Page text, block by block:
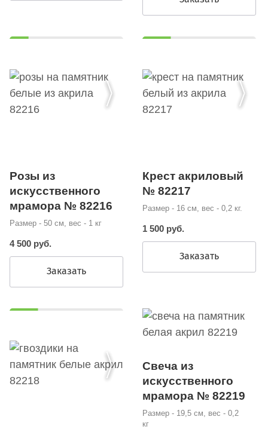
Розы из
искусственного
мрамора № 82216
Размер - 50 см, вес - 1 кг
4 500 руб.
Заказать
Крест акриловый
№ 82217
Размер - 16 см, вес - 0,2 кг.
1 500 руб.
Заказать
Свеча из
искусственного
мрамора № 82219
Размер - 19,5 см, вес - 0,2
кг